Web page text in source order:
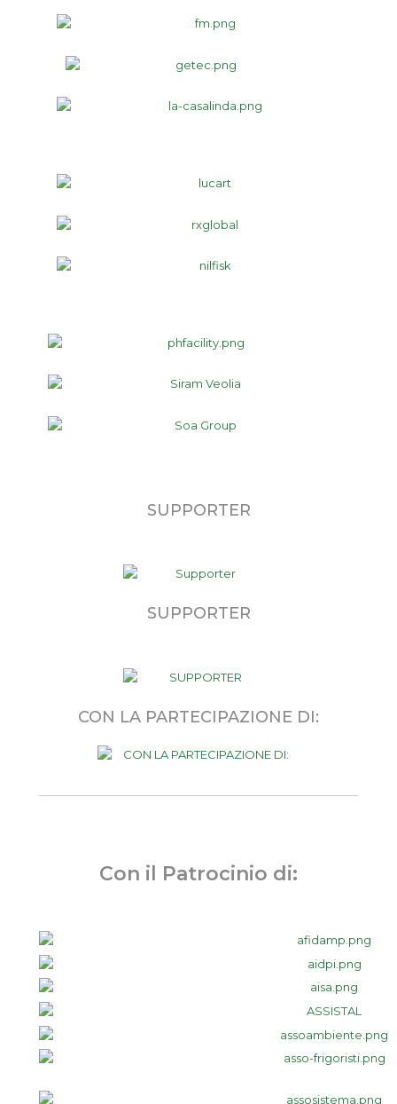
SUPPORTER
SUPPORTER
CON LA PARTECIPAZIONE DI:
Con il Patrocinio di: